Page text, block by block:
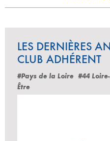
LES DERNIÈRES
CLUB ADHÉRENT
#Pays de la Loire #44
Être